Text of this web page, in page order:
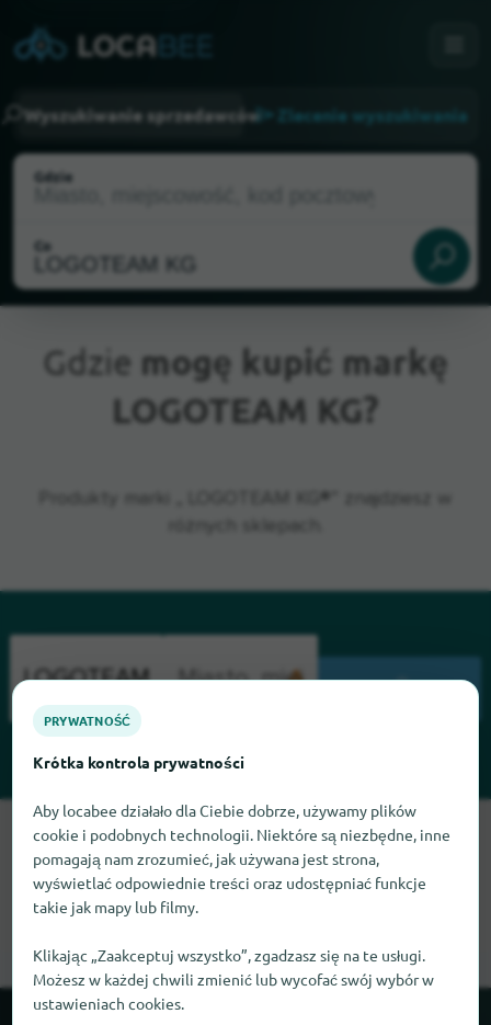
Wyszukiwanie sprzedawców Zlecenie wyszukiwania
Gdzie
Co
Aktualna lokalizacja
Gdzie mogę kupić markę
LOGOTEAM KG?
Produkty marki „ LOGOTEAM KG®” znajdziesz w
Przepraszamy, nie możemy teraz znaleźć LOGOTEAM KG.
Jeśli wiesz, gdzie znaleźć LOGOTEAM KG, będziemy
wdzięczni, jeśli dasz nam znać.
PRYWATNOŚĆ
Krótka kontrola prywatności
Aby locabee działało dla Ciebie dobrze, używamy plików
cookie i podobnych technologii. Niektóre są niezbędne, inne
pomagają nam zrozumieć, jak używana jest strona,
wyświetlać odpowiednie treści oraz udostępniać funkcje
takie jak mapy lub filmy.
Klikając „Zaakceptuj wszystko”, zgadzasz się na te usługi.
Możesz w każdej chwili zmienić lub wycofać swój wybór w
ustawieniach cookies.